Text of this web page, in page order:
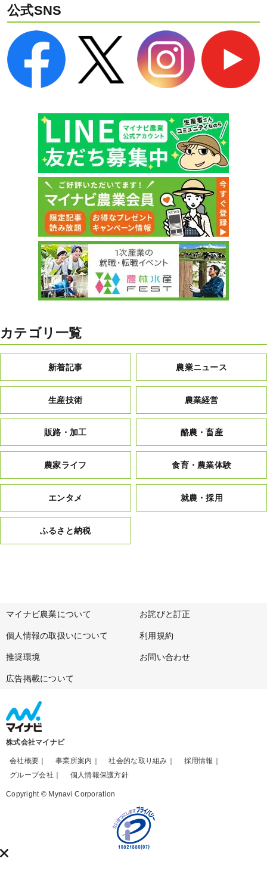
公式SNS
カテゴリ一覧
新着記事 農業ニュース
生産技術 農業経営
販路・加工 酪農・畜産
農家ライフ 食育・農業体験
エンタメ 就農・採用
ふるさと納税
マイナビ農業について お詫びと訂正
個人情報の取扱いについて 利用規約
推奨環境 お問い合わせ
広告掲載について
株式会社マイナビ
会社概要 事業所案内 社会的な取り組み
採用情報
グループ会社
個人情報保護方針
Copyright © Mynavi Corporation